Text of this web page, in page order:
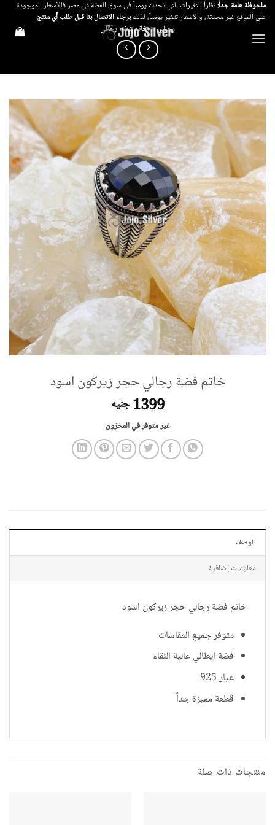
تخطي
للمحتوى
ملحوظة هامة جداً:نظراً للتغيرات التي تحدث يومياً في سوق الفضة في مصر فالأسعار الموجودة
على الموقع غير محدثة، والأسعار تتغير يومياً، لذلكبرجاء الاتصال بنا قبل طلب أي منتج
رجالي / خاتم فضه رجالى
خاتم فضة رجالي حجر زيركون اسود
1399 جنيه
غير متوفر في المخزون
الوصف
معلومات إضافية
خاتم فضة رجالي حجر زيركون اسود
متوفر جميع المقاسات
فضة ايطالي عالية النقاء
عيار 925
قطعة مميزة جداً
منتجات ذات صلة